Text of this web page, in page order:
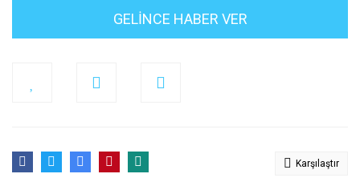
GELİNCE HABER VER
Karşılaştır